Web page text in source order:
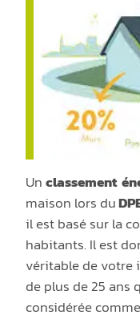
Unclassement
maison lors du
il est basé sur la
habitants. Il est
véritable de votre
de plus de 25 ans
considérée